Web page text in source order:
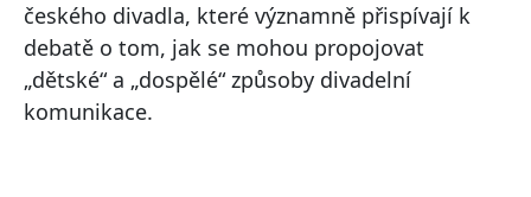
českého divadla, které významně přispívají k
debatě o tom, jak se mohou propojovat
„dětské“ a „dospělé“ způsoby divadelní
komunikace.